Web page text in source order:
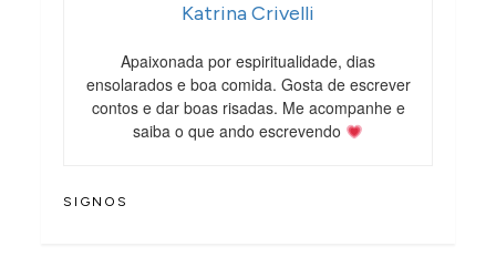
Katrina Crivelli
Apaixonada por espiritualidade, dias
ensolarados e boa comida. Gosta de escrever
contos e dar boas risadas. Me acompanhe e
saiba o que ando escrevendo
SIGNOS